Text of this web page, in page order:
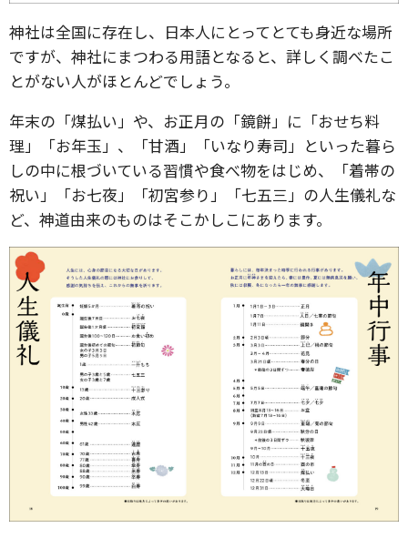
神社は全国に存在し、日本人にとってとても身近な場所
ですが、神社にまつわる用語となると、詳しく調べたこ
とがない人がほとんどでしょう。
年末の「煤払い」や、お正月の「鏡餅」に「おせち料
理」「お年玉」、「甘酒」「いなり寿司」といった暮ら
しの中に根づいている習慣や食べ物をはじめ、「着帯の
祝い」「お七夜」「初宮参り」「七五三」の人生儀礼な
ど、神道由来のものはそこかしこにあります。